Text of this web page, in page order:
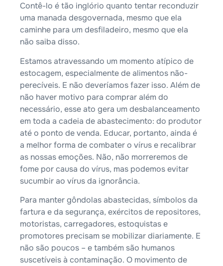
Contê-lo é tão inglório quanto tentar reconduzir
uma manada desgovernada, mesmo que ela
caminhe para um desfiladeiro, mesmo que ela
não saiba disso.
Estamos atravessando um momento atípico de
estocagem, especialmente de alimentos não-
perecíveis. E não deveríamos fazer isso. Além de
não haver motivo para comprar além do
necessário, esse ato gera um desbalanceamento
em toda a cadeia de abastecimento: do produtor
até o ponto de venda. Educar, portanto, ainda é
a melhor forma de combater o vírus e recalibrar
as nossas emoções. Não, não morreremos de
fome por causa do vírus, mas podemos evitar
sucumbir ao vírus da ignorância.
Para manter gôndolas abastecidas, símbolos da
fartura e da segurança, exércitos de repositores,
motoristas, carregadores, estoquistas e
promotores precisam se mobilizar diariamente. E
não são poucos – e também são humanos
suscetíveis à contaminação. O movimento de